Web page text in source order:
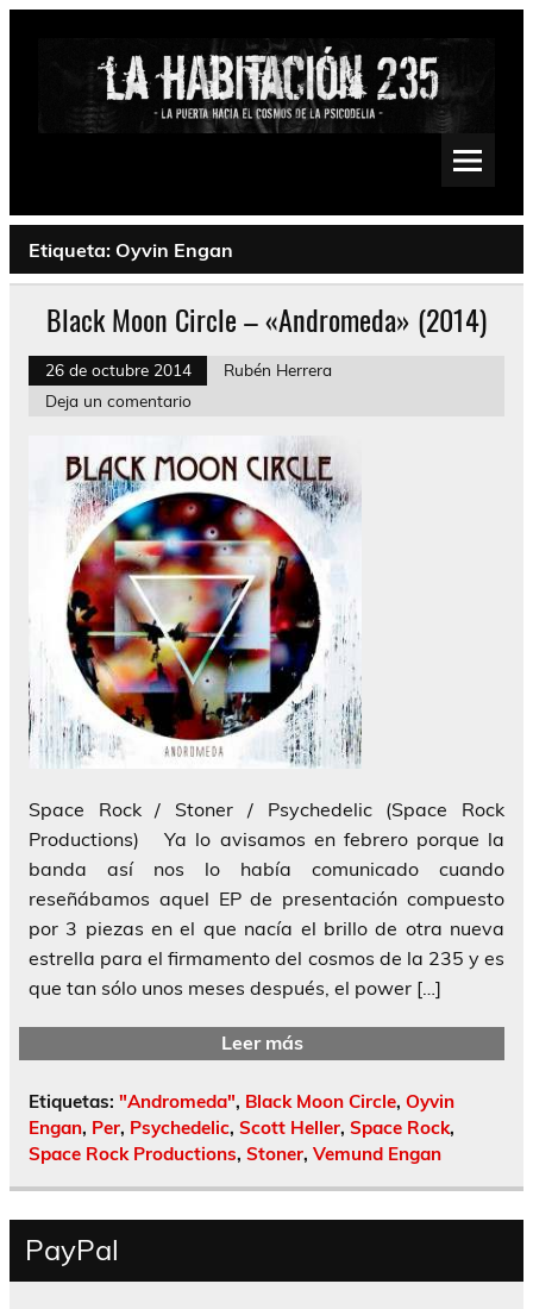
Saltar
Psychedelic, Stoner, Doom, Sludge, Fuzz, Space, Drone
Etiqueta: Oyvin Engan
Black Moon Circle – «Andromeda» (2014)
26 de octubre 2014
Rubén Herrera
Deja un comentario
Space Rock / Stoner / Psychedelic (Space Rock
Productions) Ya lo avisamos en febrero porque la
banda así nos lo había comunicado cuando
reseñábamos aquel EP de presentación compuesto
por 3 piezas en el que nacía el brillo de otra nueva
estrella para el firmamento del cosmos de la 235 y es
que tan sólo unos meses después, el power […]
Leer más
Etiquetas: "Andromeda", Black Moon Circle, Oyvin
Engan, Per, Psychedelic, Scott Heller, Space Rock,
Space Rock Productions, Stoner, Vemund Engan
PayPal